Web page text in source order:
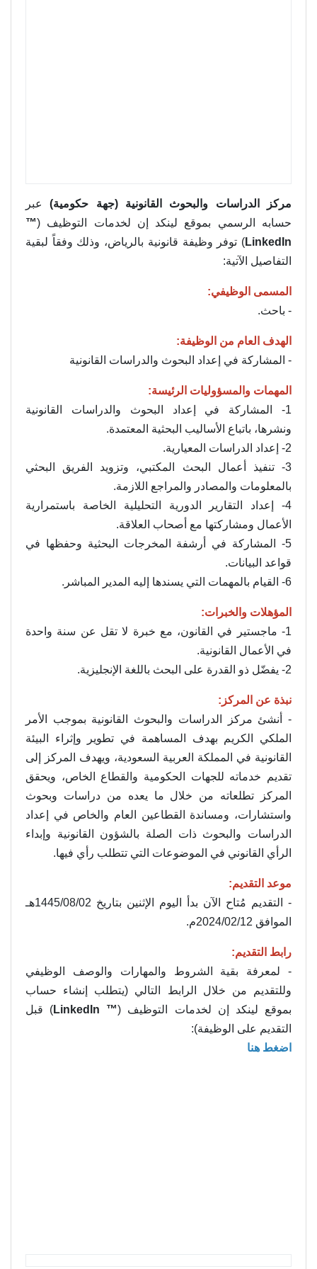
مركز الدراسات والبحوث القانونية (جهة حكومية)عبر
حسابه الرسمي بموقع لينكد إن لخدمات التوظيف (™
LinkedIn) توفر وظيفة قانونية بالرياض، وذلك وفقاً لبقية
التفاصيل الآتية:
المسمى الوظيفي:
- باحث.
الهدف العام من الوظيفة:
- المشاركة في إعداد البحوث والدراسات القانونية
المهمات والمسؤوليات الرئيسة:
1- المشاركة في إعداد البحوث والدراسات القانونية
ونشرها، باتباع الأساليب البحثية المعتمدة.
2- إعداد الدراسات المعيارية.
3- تنفيذ أعمال البحث المكتبي، وتزويد الفريق البحثي
بالمعلومات والمصادر والمراجع اللازمة.
4- إعداد التقارير الدورية التحليلية الخاصة باستمرارية
الأعمال ومشاركتها مع أصحاب العلاقة.
5- المشاركة في أرشفة المخرجات البحثية وحفظها في
قواعد البيانات.
6- القيام بالمهمات التي يسندها إليه المدير المباشر.
المؤهلات والخبرات:
1- ماجستير في القانون، مع خبرة لا تقل عن سنة واحدة
في الأعمال القانونية.
2- يفضّل ذو القدرة على البحث باللغة الإنجليزية.
نبذة عن المركز:
- أنشئ مركز الدراسات والبحوث القانونية بموجب الأمر
الملكي الكريم بهدف المساهمة في تطوير وإثراء البيئة
القانونية في المملكة العربية السعودية، ويهدف المركز إلى
تقديم خدماته للجهات الحكومية والقطاع الخاص، ويحقق
المركز تطلعاته من خلال ما يعده من دراسات وبحوث
واستشارات، ومساندة القطاعين العام والخاص في إعداد
الدراسات والبحوث ذات الصلة بالشؤون القانونية وإبداء
الرأي القانوني في الموضوعات التي تتطلب رأي فيها.
موعد التقديم:
- التقديم مُتاح الآن بدأ اليوم الإثنين بتاريخ 1445/08/02هـ
الموافق 2024/02/12م.
رابط التقديم:
- لمعرفة بقية الشروط والمهارات والوصف الوظيفي
وللتقديم من خلال الرابط التالي (يتطلب إنشاء حساب
بموقع لينكد إن لخدمات التوظيف (™ LinkedIn
) قبل
التقديم على الوظيفة):
اضغط هنا